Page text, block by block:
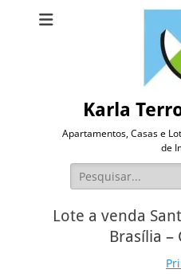
Karla
Apartamentos, Casas e
de
Pesquisar
por:
Lote a venda
Brasília –